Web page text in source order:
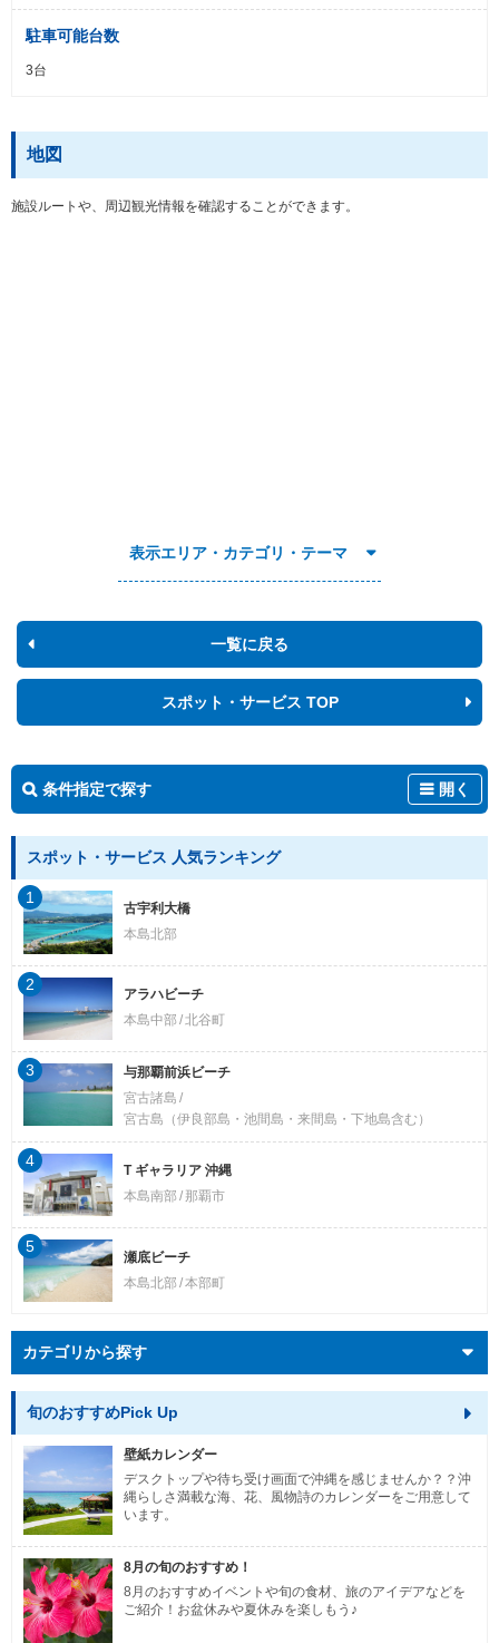
駐車可能台数
3台
地図
施設ルートや、周辺観光情報を確認することができます。
表示エリア・カテゴリ・テーマ
一覧に戻る
スポット・サービス TOP
条件指定で探す 開く
スポット・サービス 人気ランキング
古宇利大橋
本島北部
1
アラハビーチ
本島中部 北谷町
2
与那覇前浜ビーチ
宮古諸島
宮古島（伊良部島・池間島・来間島・下地島含む）
3
T ギャラリア 沖縄
本島南部
那覇市
4
瀬底ビーチ
本島北部 本部町
5
カテゴリから探す
旬のおすすめPick Up
壁紙カレンダー
デスクトップや待ち受け画面で沖縄を感じませんか？？沖
縄らしさ満載な海、花、風物詩のカレンダーをご用意して
います。
8月の旬のおすすめ！
8月のおすすめイベントや旬の食材、旅のアイデアなどを
ご紹介！お盆休みや夏休みを楽しもう♪